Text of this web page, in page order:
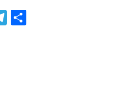
Telegram